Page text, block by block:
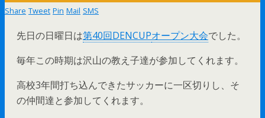
Share Tweet Pin Mail SMS
先日の日曜日は第40回DENCUPオープン大会でした。
毎年この時期は沢山の教え子達が参加してくれます。
高校3年間打ち込んできたサッカーに一区切りし、そ
の仲間達と参加してくれます。